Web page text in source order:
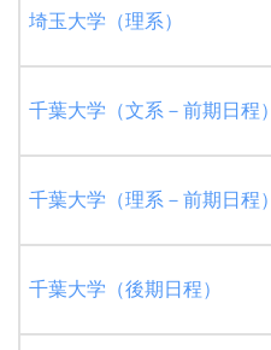
埼玉大学（理系）
千葉大学（文系－前期日程）
千葉大学（理系－前期日程）
千葉大学（後期日程）